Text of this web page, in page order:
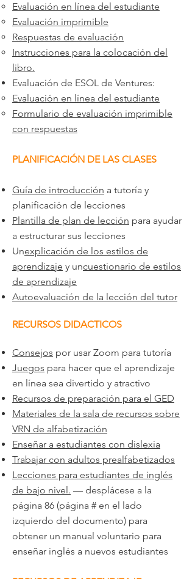
Evaluación en línea del estudiante
Evaluación imprimible
Respuestas de evaluación
Instrucciones para la colocación del
libro.
Evaluación de ESOL de Ventures:
Evaluación en línea del estudiante
Formulario de evaluación imprimible
con respuestas
PLANIFICACIÓN DE LAS CLASES
Guía de introducción a tutoría y
planificación de lecciones
Plantilla de plan de lección para ayudar
a estructurar sus lecciones
Unexplicación de los estilos de
aprendizaje y uncuestionario de estilos
de aprendizaje
Autoevaluación de la lección del tutor
RECURSOS DIDACTICOS
Consejos por usar Zoom para tutoría
Juegos para hacer que el aprendizaje
en línea sea divertido y atractivo
Recursos de preparación para el GED
Materiales de la sala de recursos sobre
VRN de alfabetización
Enseñar a estudiantes con dislexia
Trabajar con adultos prealfabetizados
Lecciones para estudiantes de inglés
de bajo nivel. — desplácese a la
página 86 (página # en el lado
izquierdo del documento) para
obtener un manual voluntario para
enseñar inglés a nuevos estudiantes